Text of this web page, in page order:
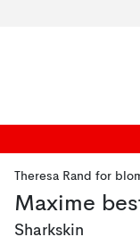
Theresa Rand for
Maxime
Sharkskin